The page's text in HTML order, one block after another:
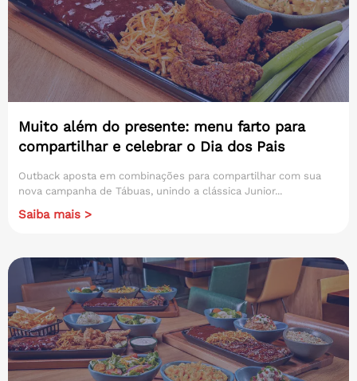
Muito além do presente: menu farto para
compartilhar e celebrar o Dia dos Pais
Outback aposta em combinações para compartilhar com sua
nova campanha de Tábuas, unindo a clássica Junior...
Saiba mais >